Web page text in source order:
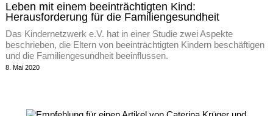
Leben mit einem beeinträchtigten Kind:
Herausforderung für die Familiengesundheit
Das Kindernetzwerk e.V. hat in einer Studie zwei Aspekte
beschrieben, die Eltern von beeinträchtigten Kindern beschäftigen
und die Familiengesundheit beeinflussen.
8. Mai 2020